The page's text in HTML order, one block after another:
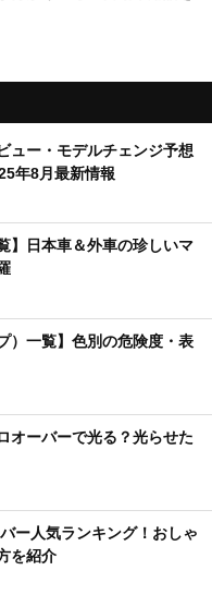
ュー・モデルチェンジ予想
年8月最新情報
】日本車＆外車の珍しいマ
）一覧】色別の危険度・表
オーバーで光る？光らせた
ー人気ランキング！おしゃ
を紹介